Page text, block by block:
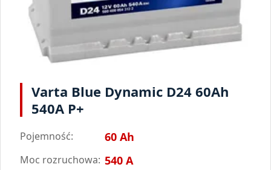
Varta Blue Dynamic D24 60Ah
540A P+
Pojemność: 60 Ah
Moc rozruchowa: 540 A